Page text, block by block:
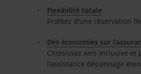
Flexibilité totale
Profitez d’une réservation
Des économies sur
Choisissez Avis Inclusive
l’assistance dépannage